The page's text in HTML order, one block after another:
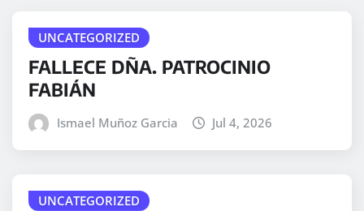
UNCATEGORIZED
FALLECE DÑA. PATROCINIO
FABIÁN
Ismael Muñoz Garcia Jul 4, 2026
UNCATEGORIZED